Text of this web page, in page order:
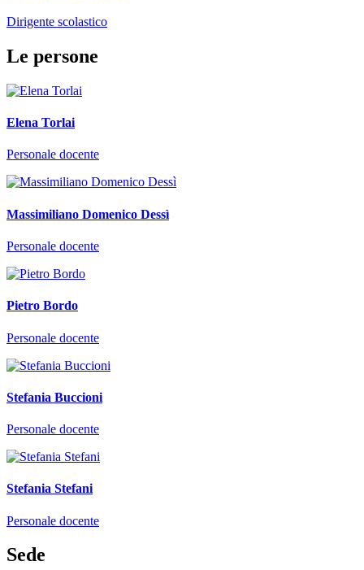
Dirigente scolastico
Le persone
Elena Torlai
Personale docente
Massimiliano Domenico Dessì
Personale docente
Pietro Bordo
Personale docente
Stefania Buccioni
Personale docente
Stefania Stefani
Personale docente
Sede